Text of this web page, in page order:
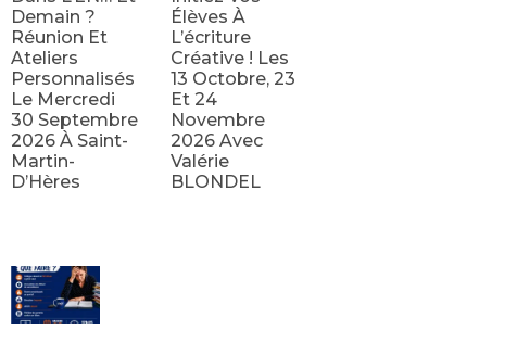
Demain ?
Réunion Et
Ateliers
Personnalisés
Le Mercredi
30 Septembre
2026 À Saint-
Martin-
D’Hères
Élèves À
L’écriture
Créative ! Les
13 Octobre, 23
Et 24
Novembre
2026 Avec
Valérie
BLONDEL